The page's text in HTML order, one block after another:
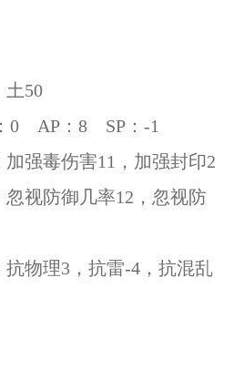
50
AP：8 SP：-1
强毒伤害11，加强封印2
视防御几率12，忽视防
物理3，抗雷-4，抗混乱